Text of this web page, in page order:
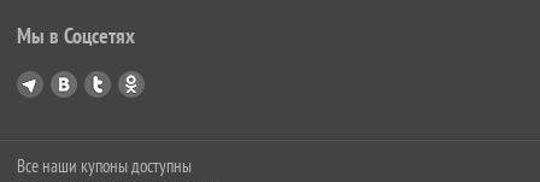
Мы в Соцсетях
Все наши купоны доступны